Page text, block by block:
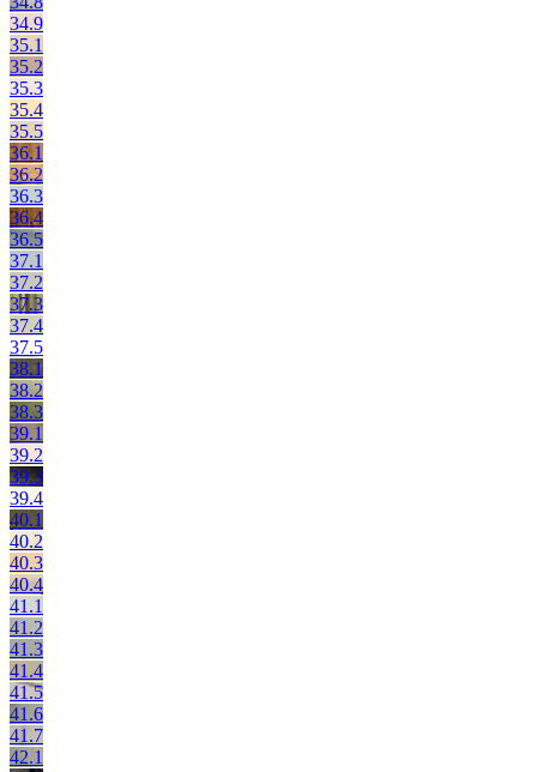
34.9
35.1
35.2
35.3
35.4
35.5
36.1
36.2
36.3
36.4
36.5
37.1
37.2
37.3
37.4
37.5
38.1
38.2
38.3
39.1
39.2
39.3
39.4
40.1
40.2
40.3
40.4
41.1
41.2
41.3
41.4
41.5
41.6
41.7
42.1